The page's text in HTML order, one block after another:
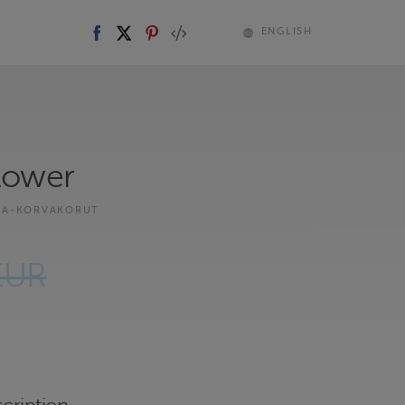
ENGLISH
KORVAKORUT